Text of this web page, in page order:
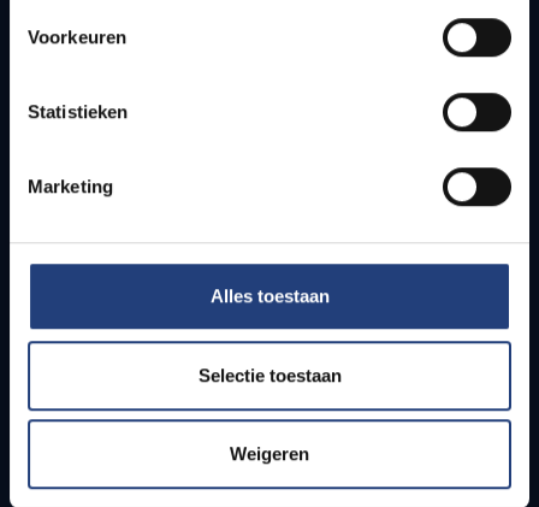
Voorkeuren
Statistieken
Marketing
Alles toestaan
Selectie toestaan
Weigeren
How to get to the VUB campuses
Students
PhD students
Teachers and secondary schools
Working students